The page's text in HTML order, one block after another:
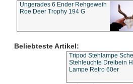
Ungerades 6 Ender Rehgeweih
Roe Deer Trophy 194 G
Beliebteste Artikel:
Tripod Stehlampe
Stehleuchte Dreibein
Lampe Retro 60er